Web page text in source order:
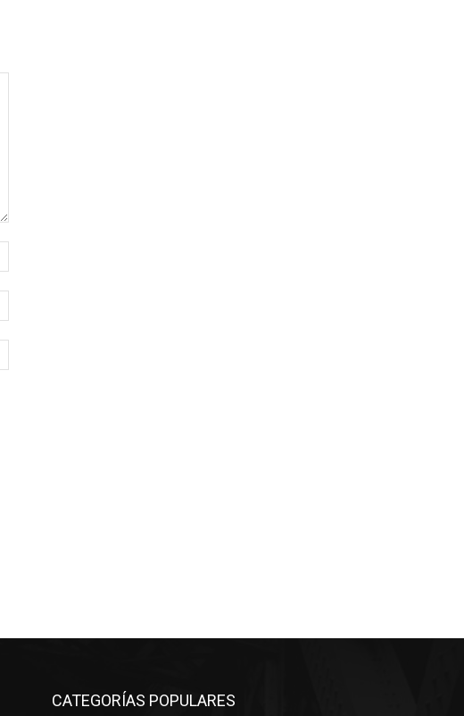
electrónico:*
web:
CATEGORÍAS POPULARES